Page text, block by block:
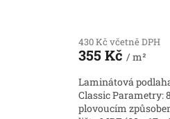
430 Kč včetně DPH
355 Kč / m²
Laminátová
Classic Parametry:
plovoucím